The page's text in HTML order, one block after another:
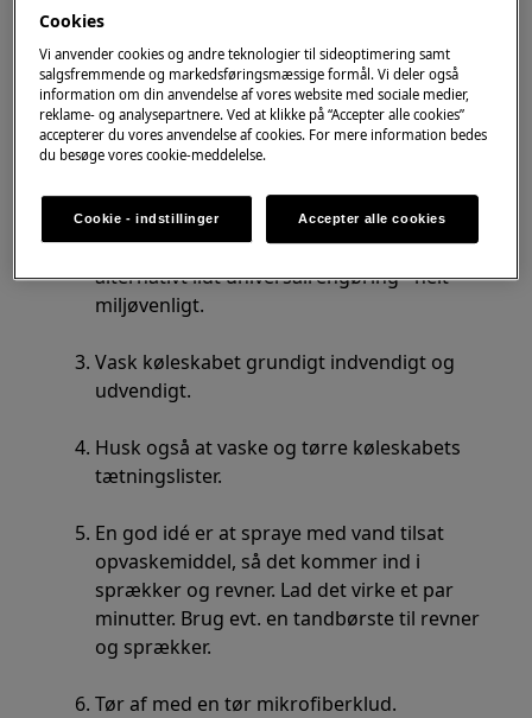
Køle-fryseskab
Kølfrys
Løsning
Tøm køleskabet for madvarer.
Tag hylder og skuffer ud og vask dem.
Brug en smule opvaskemiddel eller
alternativt lidt universalrengøring - helt
miljøvenligt.
Vask køleskabet grundigt indvendigt og
udvendigt.
Husk også at vaske og tørre køleskabets
tætningslister.
En god idé er at spraye med vand tilsat
opvaskemiddel, så det kommer ind i
sprækker og revner. Lad det virke et par
minutter. Brug evt. en tandbørste til revner
og sprækker.
Tør af med en tør mikrofiberklud.
Cookies
Vi anvender cookies og andre teknologier til sideoptimering samt
salgsfremmende og markedsføringsmæssige formål. Vi deler også
information om din anvendelse af vores website med sociale medier,
reklame- og analysepartnere. Ved at klikke på “Accepter alle cookies”
accepterer du vores anvendelse af cookies. For mere information bedes
du besøge vores cookie-meddelelse.
Cookie - indstillinger Accepter alle cookies